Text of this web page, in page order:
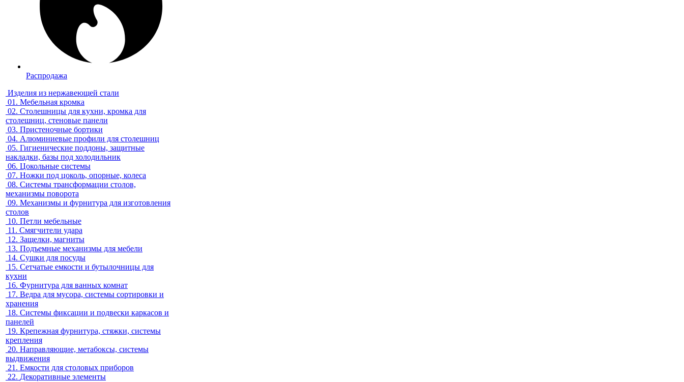
Распродажа
Изделия из нержавеющей стали
01. Мебельная кромка
02. Столешницы для кухни, кромка для
столешниц, стеновые панели
03. Пристеночные бортики
04. Алюминиевые профили для столешниц
05. Гигиенические поддоны, защитные
накладки, базы под холодильник
06. Цокольные системы
07. Ножки под цоколь, опорные, колеса
08. Системы трансформации столов,
механизмы поворота
09. Механизмы и фурнитура для изготовления
столов
10. Петли мебельные
11. Смягчители удара
12. Защелки, магниты
13. Подъемные механизмы для мебели
14. Сушки для посуды
15. Сетчатые емкости и бутылочницы для
кухни
16. Фурнитура для ванных комнат
17. Ведра для мусора, системы сортировки и
хранения
18. Системы фиксации и подвески каркасов и
панелей
19. Крепежная фурнитура, стяжки, системы
крепления
20. Направляющие, метабоксы, системы
выдвижения
21. Емкости для столовых приборов
22. Декоративные элементы